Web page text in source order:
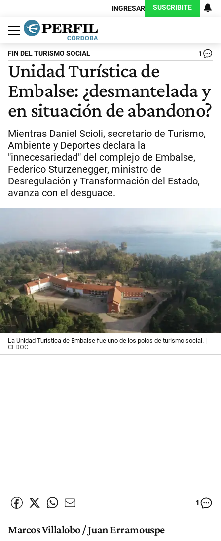
INGRESAR SUSCRIBITE
Política
Economía
Judiciales
Sociedad
Cultura
Espectáculos
Deportes
Protagonistas
FIN DEL TURISMO SOCIAL 1
Unidad Turística de
Embalse: ¿desmantelada y
en situación de abandono?
Mientras Daniel Scioli, secretario de Turismo,
Ambiente y Deportes declara la
"innecesariedad" del complejo de Embalse,
Federico Sturzenegger, ministro de
Desregulación y Transformación del Estado,
avanza con el desguace.
La Unidad Turística de Embalse fue uno de los polos de turismo social. |
CEDOC
1
Marcos Villalobo / Juan Erramouspe